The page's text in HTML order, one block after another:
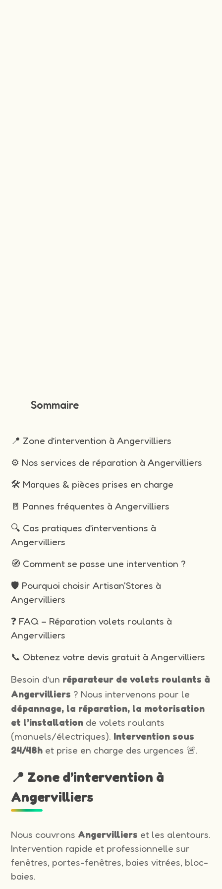
Sommaire
📍 Zone d’intervention à Angervilliers
⚙️ Nos services de réparation à Angervilliers
🛠️ Marques & pièces prises en charge
🚪 Pannes fréquentes à Angervilliers
🔍 Cas pratiques d’interventions à
Angervilliers
🧭 Comment se passe une intervention ?
🛡️ Pourquoi choisir Artisan'Stores à
Angervilliers
❓ FAQ – Réparation volets roulants à
Angervilliers
📞 Obtenez votre devis gratuit à Angervilliers
Besoin d’un réparateur de volets roulants à
Angervilliers ? Nous intervenons pour le
dépannage, la réparation, la motorisation
et l’installation de volets roulants
(manuels/électriques). Intervention sous
24/48h et prise en charge des urgences 🚨.
📍 Zone d’intervention à
Angervilliers
Nous couvrons Angervilliers et les alentours.
Intervention rapide et professionnelle sur
fenêtres, portes-fenêtres, baies vitrées, bloc-
baies.